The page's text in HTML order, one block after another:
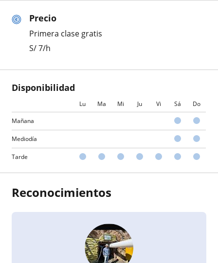
Precio
Primera clase gratis
S/7/h
Disponibilidad
Lu Ma Mi Ju Vi Sá Do
Mañana
Mediodía
Tarde
Reconocimientos